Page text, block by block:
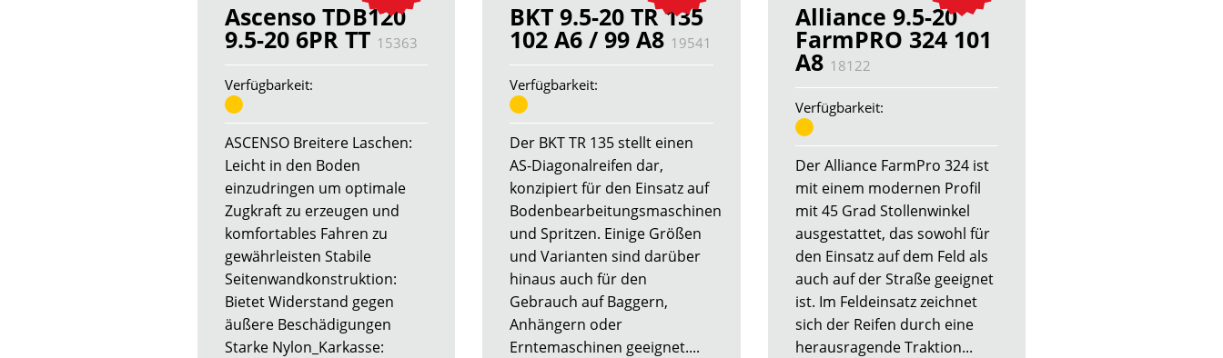
Ascenso TDB120
9.5-20 6PR TT 15363
Verfügbarkeit:
ASCENSO Breitere Laschen:
Leicht in den Boden
einzudringen um optimale
Zugkraft zu erzeugen und
komfortables Fahren zu
gewährleisten Stabile
Seitenwandkonstruktion:
Bietet Widerstand gegen
äußere Beschädigungen
Starke Nylon_Karkasse:
BKT 9.5-20 TR 135
102 A6 / 99 A8 19541
Verfügbarkeit:
Der BKT TR 135 stellt einen
AS-Diagonalreifen dar,
konzipiert für den Einsatz auf
Bodenbearbeitungsmaschinen
und Spritzen. Einige Größen
und Varianten sind darüber
hinaus auch für den
Gebrauch auf Baggern,
Anhängern oder
Erntemaschinen geeignet....
Alliance 9.5-20
FarmPRO 324 101
A8 18122
Verfügbarkeit:
Der Alliance FarmPro 324 ist
mit einem modernen Profil
mit 45 Grad Stollenwinkel
ausgestattet, das sowohl für
den Einsatz auf dem Feld als
auch auf der Straße geeignet
ist. Im Feldeinsatz zeichnet
sich der Reifen durch eine
herausragende Traktion...